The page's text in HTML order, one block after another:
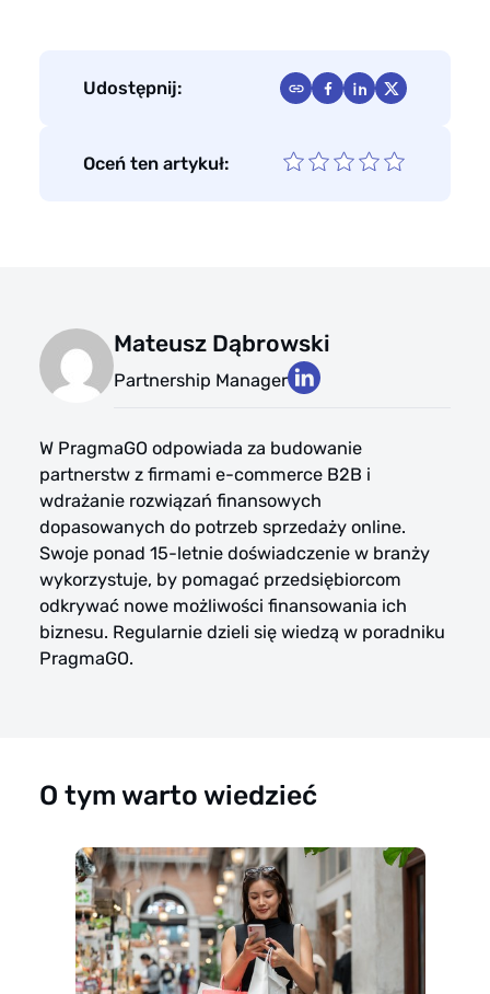
Udostępnij:
Oceń ten artykuł:
Mateusz Dąbrowski
Partnership Manager
W PragmaGO odpowiada za budowanie
partnerstw z firmami e-commerce B2B i
wdrażanie rozwiązań finansowych
dopasowanych do potrzeb sprzedaży online.
Swoje ponad 15-letnie doświadczenie w branży
wykorzystuje, by pomagać przedsiębiorcom
odkrywać nowe możliwości finansowania ich
biznesu. Regularnie dzieli się wiedzą w poradniku
PragmaGO.
O tym warto wiedzieć